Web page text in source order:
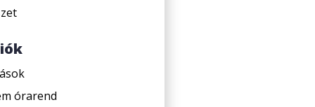
órarend